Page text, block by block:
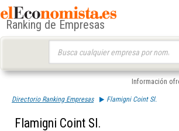
Ranking de Empresas
Información
Directorio Ranking Empresas Flamigni Coint Sl.
Flamigni Coint Sl.